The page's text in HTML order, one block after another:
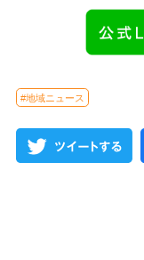
#地域ニュース